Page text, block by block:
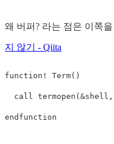
왜 버퍼? 라는 점은 이쪽
지 않기 - Qiita
function ! Term()
call termopen (&shell ,
endfunction